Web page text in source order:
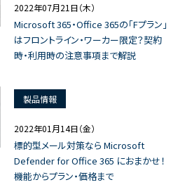
2022年07月21日（木）
Microsoft 365・Office 365の「Fプラン」
はフロントライン・ワーカー限定？契約
時・利用時の注意事項まで解説
製品情報
2022年01月14日（金）
標的型メール対策なら Microsoft
Defender for Office 365 におまかせ！
機能からプラン・価格まで